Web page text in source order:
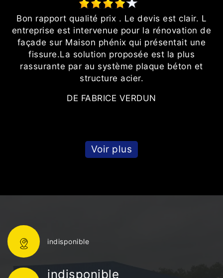
Bon rapport qualité prix . Le devis est clair. L
entreprise est intervenue pour la rénovation de
façade sur Maison phénix qui présentait une
fissure.La solution proposée est la plus
rassurante par au système plaque béton et
structure acier.
DE FABRICE VERDUN
Voir plus
indisponible
indisponible